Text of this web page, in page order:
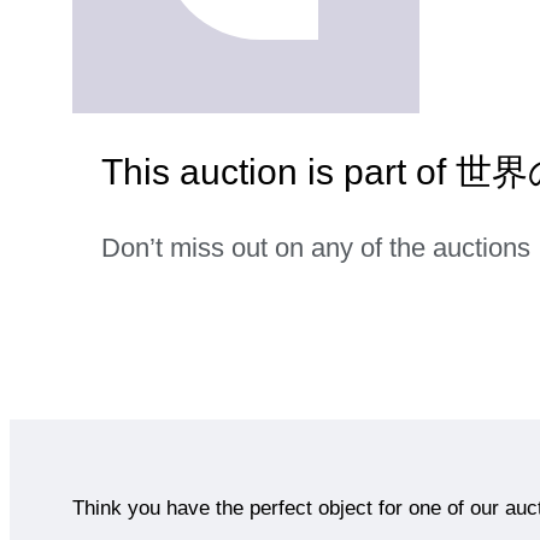
This auction is part of 世界
Don’t miss out on any of the auctions
Think you have the perfect object for one of our